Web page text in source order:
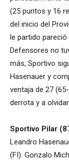
(25 puntos y 16
del inicio del
le partido
Defensores no
más, Sportivo
Hasenauer y
ventaja de 27
derrota y a
Sportivo Pilar
Leandro
(FI). Gonzalo